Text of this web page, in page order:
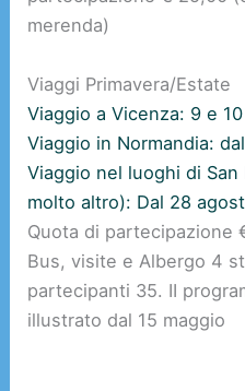
merenda)
Viaggi Primavera/Estate
Viaggio a Vicenza: 9 e
Viaggio in Normandia:
Viaggio nel luoghi di
molto altro): Dal 28
Quota di partecipazione
Bus, visite e Albergo 4
partecipanti 35. II
illustrato dal 15 maggio